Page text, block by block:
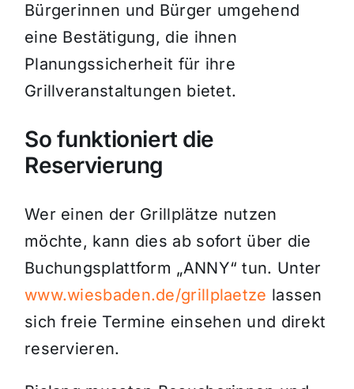
Bürgerinnen und Bürger umgehend
eine Bestätigung, die ihnen
Planungssicherheit für ihre
Grillveranstaltungen bietet.
So funktioniert die
Reservierung
Wer einen der Grillplätze nutzen
möchte, kann dies ab sofort über die
Buchungsplattform „ANNY“ tun. Unter
www.wiesbaden.de/grillplaetze lassen
sich freie Termine einsehen und direkt
reservieren.